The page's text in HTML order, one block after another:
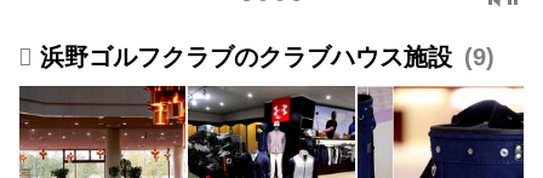
浜野ゴルフクラブのクラブハウス施設 9